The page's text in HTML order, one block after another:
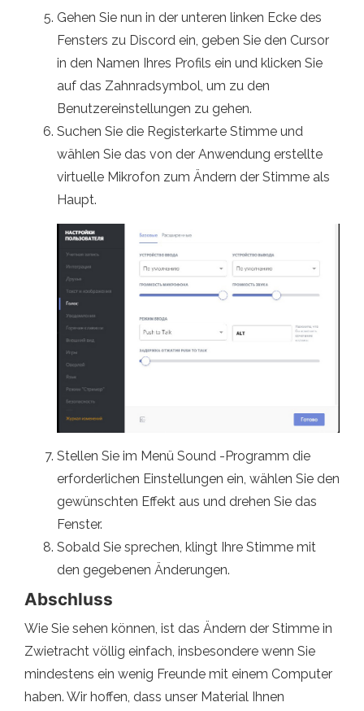
Gehen Sie nun in der unteren linken Ecke des
Fensters zu Discord ein, geben Sie den Cursor
in den Namen Ihres Profils ein und klicken Sie
auf das Zahnradsymbol, um zu den
Benutzereinstellungen zu gehen.
Suchen Sie die Registerkarte Stimme und
wählen Sie das von der Anwendung erstellte
virtuelle Mikrofon zum Ändern der Stimme als
Haupt.
Stellen Sie im Menü Sound -Programm die
erforderlichen Einstellungen ein, wählen Sie den
gewünschten Effekt aus und drehen Sie das
Fenster.
Sobald Sie sprechen, klingt Ihre Stimme mit
den gegebenen Änderungen.
Abschluss
Wie Sie sehen können, ist das Ändern der Stimme in
Zwietracht völlig einfach, insbesondere wenn Sie
mindestens ein wenig Freunde mit einem Computer
haben. Wir hoffen, dass unser Material Ihnen